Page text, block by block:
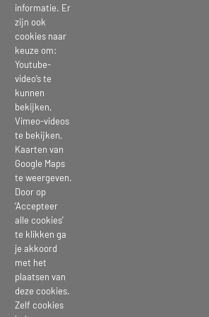
bericht kies je platform >
RedditLinkedIn
informatie. Er
zijn ook
cookies naar
keuze om:
Youtube-
video’s te
kunnen
bekijken,
Vimeo-videos
te bekijken,
Kaarten van
Google Maps
te weergeven.
Door op
‘Accepteer
alle cookies’
te klikken ga
je akkoord
met het
plaatsen van
deze cookies.
Zelf cookies